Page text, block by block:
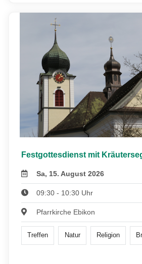
Festgottesdienst mit
Sa, 15. August 2026
09:30 - 10:30 Uhr
Pfarrkirche Ebikon
Treffen Natur Religion